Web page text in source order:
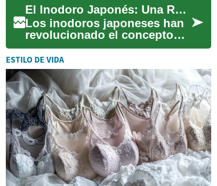
avanzada c...
El Inodoro Japonés: Una Revolución en el Diseño y Lujo del Baño
Los inodoros japoneses han
revolucionado el concepto
tradicional del cuarto de
baño, transformándolo en un
espacio de...
ESTILO DE VIDA